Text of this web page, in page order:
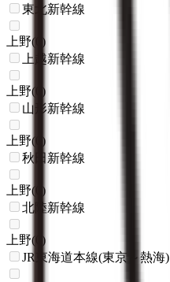
東北新幹線
上野(
)
上越新幹線
上野(
)
山形新幹線
上野(
)
秋田新幹線
上野(
)
北陸新幹線
上野(
)
JR東海道本線(東京～熱海)